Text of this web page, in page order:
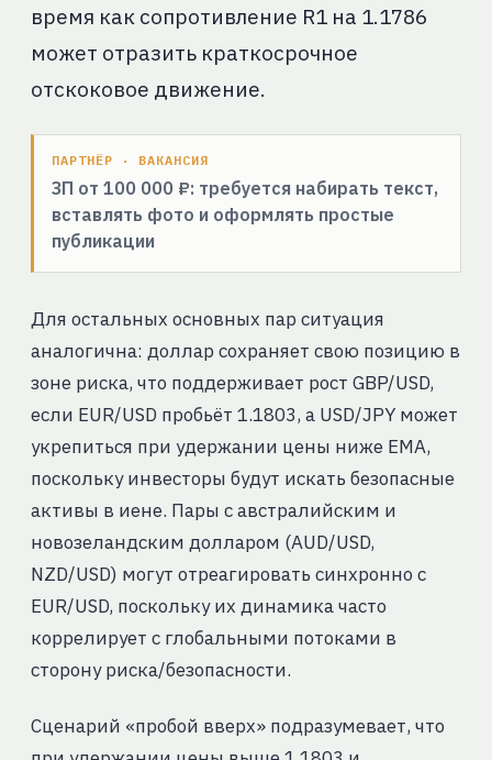
время как сопротивление R1 на 1.1786
может отразить краткосрочное
отскоковое движение.
ПАРТНЁР · ВАКАНСИЯ
ЗП от 100 000 ₽: требуется набирать текст,
вставлять фото и оформлять простые
публикации
Для остальных основных пар ситуация
аналогична: доллар сохраняет свою позицию в
зоне риска, что поддерживает рост GBP/USD,
если EUR/USD пробьёт 1.1803, а USD/JPY может
укрепиться при удержании цены ниже EMA,
поскольку инвесторы будут искать безопасные
активы в иене. Пары с австралийским и
новозеландским долларом (AUD/USD,
NZD/USD) могут отреагировать синхронно с
EUR/USD, поскольку их динамика часто
коррелирует с глобальными потоками в
сторону риска/безопасности.
Сценарий «пробой вверх» подразумевает, что